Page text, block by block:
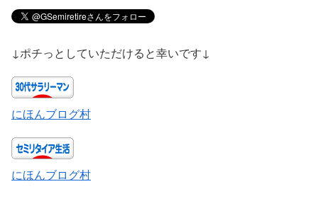
↓ポチっとしていただけると幸いです↓
にほんブログ村
にほんブログ村